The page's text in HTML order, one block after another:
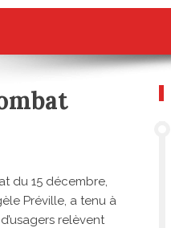
du 15 décembre,
Préville, a tenu à
relèvent